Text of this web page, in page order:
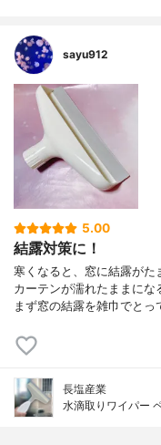
sayu912
5.00
結露対策に！
寒くなると、窓に結露がた
カーテンが濡れたままにな
まず窓の結露を雑巾でと
長塩産業
水滴取りワイパー